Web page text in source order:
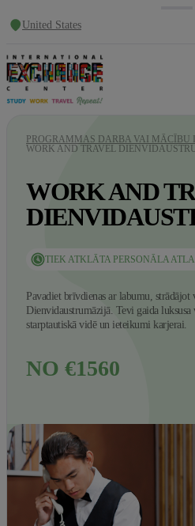
United States
PROGRAMMAS DARBA VAI MĀCĪBU
WORK AND TRAVEL
WORK AND
TIEK ATKLĀTA PERSONĀLA
Pavadiet brīvdienas ar labumu, strādājot
Dienvidaustrumāzijā. Tevi gaida luksusa
starptautiskā vidē un ieteikumi karjerai.
NO €1560